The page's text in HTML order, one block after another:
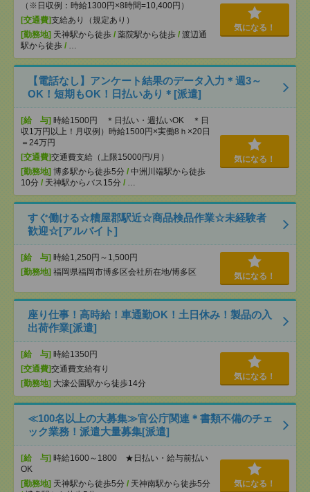
（※日収例：時給1300円×8時間=10,400円）
[交通費]支給あり（規定あり）
[勤務地] 天神駅から徒歩 / 薬院駅から徒歩 / 渡辺通
駅から徒歩 / …
気になる！
【電話なし】アンケート結果のデータ入力＊週3～
OK！短期もOK！日払いあり＊[派遣]
[給 与] 時給1500円 ＊日払い・週払いOK ＊日
収1万円以上！月収例）時給1500円×実働8ｈ×20日
＝24万円
[交通費]交通費支給（上限15000円/月）
[勤務地] 博多駅から徒歩5分 / 中洲川端駅から徒歩
10分 / 天神駅からバス15分 / …
気になる！
すぐ働ける☆糟屋郡駅近☆商品検品作業☆未経験者
歓迎☆[アルバイト]
[給 与] 時給1,250円～1,500円
[勤務地] 福岡県福岡市博多区会社所在地/博多区 気になる！
座り仕事！高時給！車通勤OK！土日休み！製品の入
出荷作業[派遣]
[給 与] 時給1350円
[交通費]交通費支給有り
[勤務地] 大濠公園駅から徒歩14分
気になる！
≪100名以上の大募集≫官公庁関連＊書類不備のチェ
ック業務！派遣大量募集[派遣]
[給 与] 時給1600～1800 ★日払い・給与前払い
OK
[勤務地] 天神駅から徒歩5分 / 天神南駅から徒歩5分
気になる！